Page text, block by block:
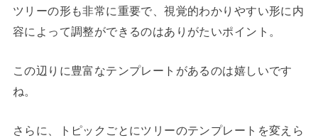
ツリーの形も非常に重要で、視覚的わかりやすい形に内
容によって調整ができるのはありがたいポイント。
この辺りに豊富なテンプレートがあるのは嬉しいです
ね。
さらに、トピックごとにツリーのテンプレートを変えら